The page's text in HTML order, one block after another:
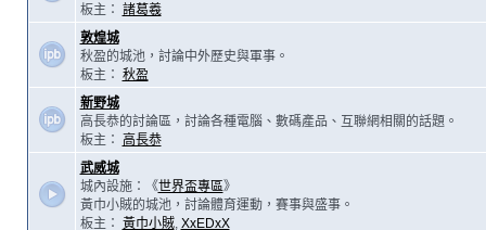
板主： 諸葛羲
敦煌城
秋盈的城池，討論中外歷史與軍事。
板主： 秋盈
新野城
高長恭的討論區，討論各種電腦、數碼產品、互聯網相關的話題。
板主：
高長恭
武威城
城內設施：《世界盃專區》
黃巾小賊的城池，討論體育運動，賽事與盛事。
板主： 黃巾小賊, XxEDxX